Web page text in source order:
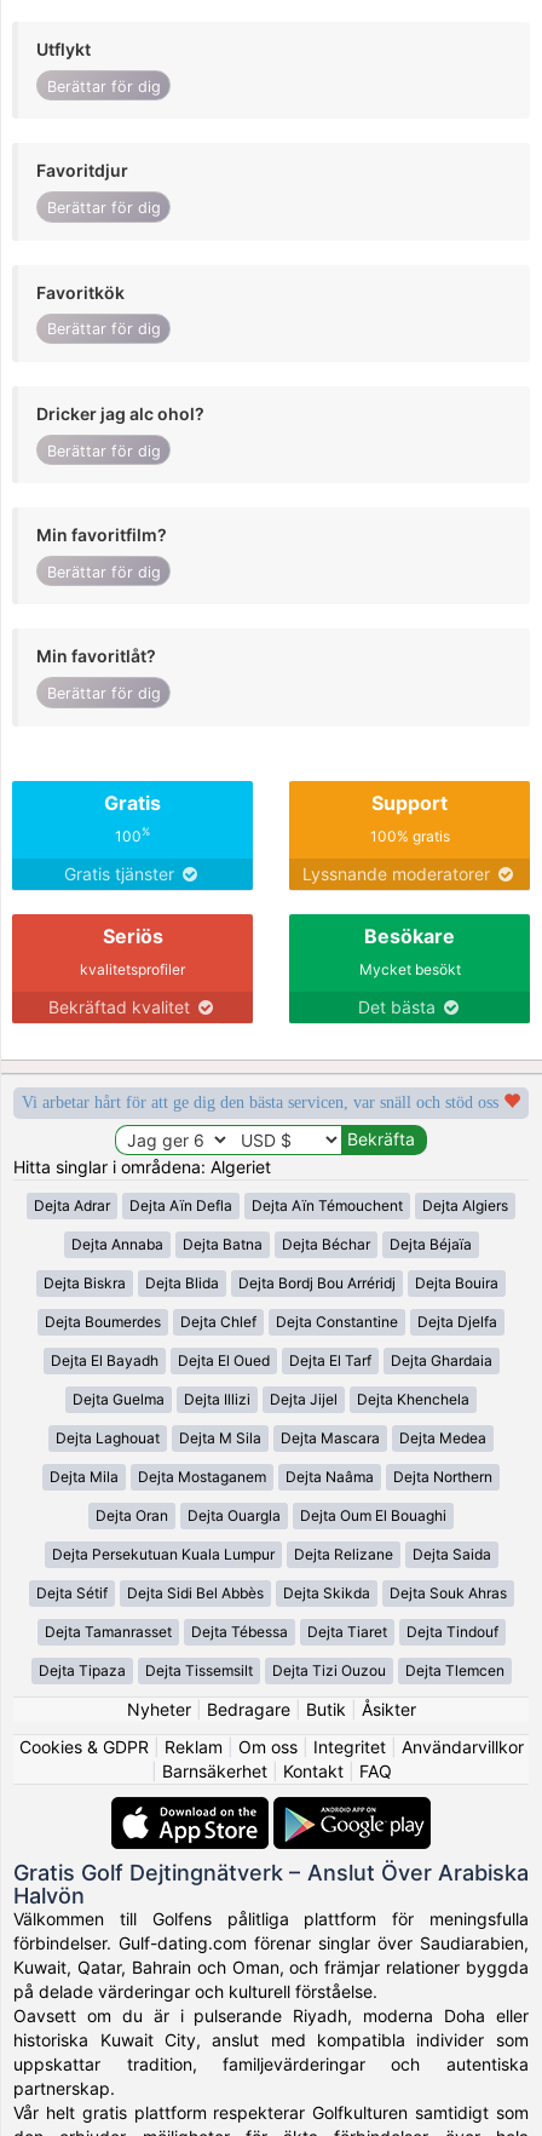
Utflykt
Berättar för dig
Favoritdjur
Berättar för dig
Favoritkök
Berättar för dig
Dricker jag alc ohol?
Berättar för dig
Min favoritfilm?
Berättar för dig
Min favoritlåt?
Berättar för dig
Gratis
100%
Gratis tjänster
Support
100% gratis
Lyssnande moderatorer
Seriös
kvalitetsprofiler
Bekräftad kvalitet
Besökare
Mycket besökt
Det bästa
Vi arbetar hårt för att ge dig den bästa servicen, var snäll och stöd oss
Hitta singlar i områdena: Algeriet
Dejta Adrar Dejta Aïn Defla Dejta Aïn Témouchent Dejta Algiers
Dejta Annaba Dejta Batna Dejta Béchar Dejta Béjaïa
Dejta Biskra Dejta Blida Dejta Bordj Bou Arréridj Dejta Bouira
Dejta Boumerdes Dejta Chlef Dejta Constantine Dejta Djelfa
Dejta El Bayadh Dejta El Oued Dejta El Tarf Dejta Ghardaia
Dejta Guelma Dejta Illizi Dejta Jijel Dejta Khenchela
Dejta Laghouat Dejta M Sila Dejta Mascara Dejta Medea
Dejta Mila Dejta Mostaganem Dejta Naâma Dejta Northern
Dejta Oran Dejta Ouargla Dejta Oum El Bouaghi
Dejta Persekutuan Kuala Lumpur Dejta Relizane Dejta Saida
Dejta Sétif Dejta Sidi Bel Abbès Dejta Skikda Dejta Souk Ahras
Dejta Tamanrasset Dejta Tébessa Dejta Tiaret Dejta Tindouf
Dejta Tipaza Dejta Tissemsilt Dejta Tizi Ouzou Dejta Tlemcen
Nyheter| Bedragare| Butik
Åsikter
Cookies & GDPR
Reklam Om oss| Integritet| Användarvillkor
Barnsäkerhet| Kontakt| FAQ
Gratis Golf Dejtingnätverk – Anslut Över Arabiska
Halvön
Välkommen till Golfens pålitliga plattform för meningsfulla
förbindelser. Gulf-dating.com förenar singlar över Saudiarabien,
Kuwait, Qatar, Bahrain och Oman, och främjar relationer byggda
på delade värderingar och kulturell förståelse.
Oavsett om du är i pulserande Riyadh, moderna Doha eller
historiska Kuwait City, anslut med kompatibla individer som
uppskattar tradition, familjevärderingar och autentiska
partnerskap.
Vår helt gratis plattform respekterar Golfkulturen samtidigt som